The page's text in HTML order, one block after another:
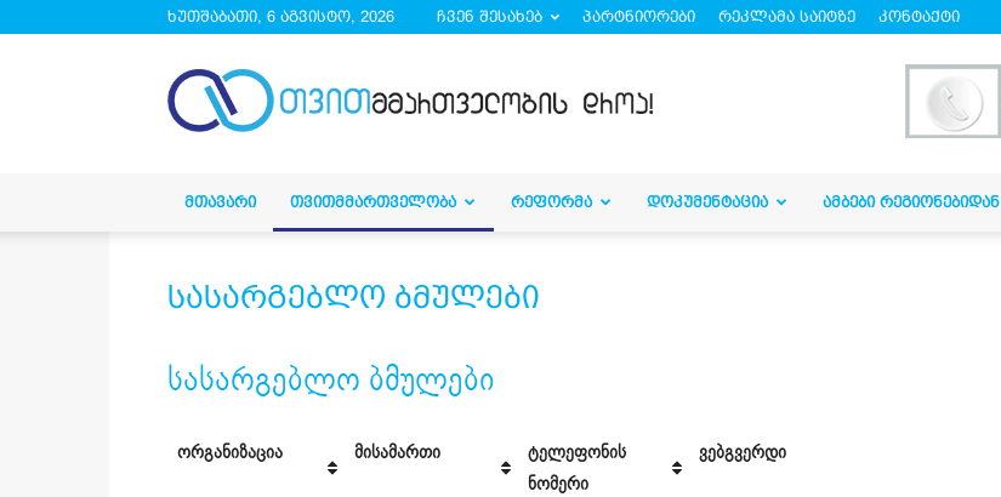
ხუთშაბათი, 6 აგვისტო, 2026 ჩვენ შესახებ პარტნიორები რეკლამა საიტზე კონტაქტი
ᲛᲗᲐᲕᲐᲠᲘ ᲗᲕᲘᲗᲛᲛᲐᲠᲗᲕᲔᲚᲝᲑᲐ ᲠᲔᲤᲝᲠᲛᲐ ᲓᲝᲙᲣᲛᲔᲜᲢᲐᲪᲘᲐ ᲐᲛᲑᲔᲑᲘ ᲠᲔᲒᲘᲝᲜᲔᲑᲘᲓᲐᲜ
სასარგებლო ბმულები
სასარგებლო ბმულები
ორგანიზაცია მისამართი
ტელეფონის
ნომერი
ვებგვერდი